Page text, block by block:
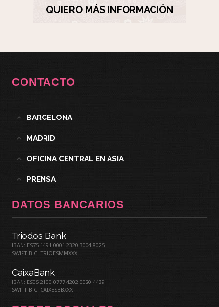
QUIERO MÁS INFORMACIÓN
CONTACTO
BARCELONA
MADRID
OFICINA CENTRAL EN ASIA
PRENSA
DATOS BANCARIOS
Triodos Bank
IBAN: ES75 1491 0001 2320 3004 8025
SWIFT BIC: TRIOESMMXXX
CaixaBank
IBAN: ES05 2100 0777 4202 0020 4439
SWIFT BIC: CAIXESBBXXX